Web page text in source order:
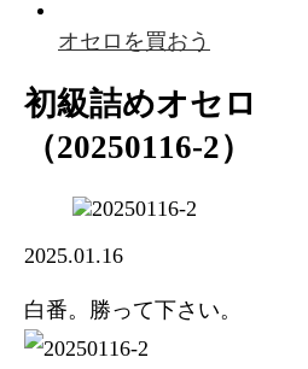
オセロを買おう
初級詰めオセロ
（20250116-2）
2025.01.16
白番。勝って下さい。